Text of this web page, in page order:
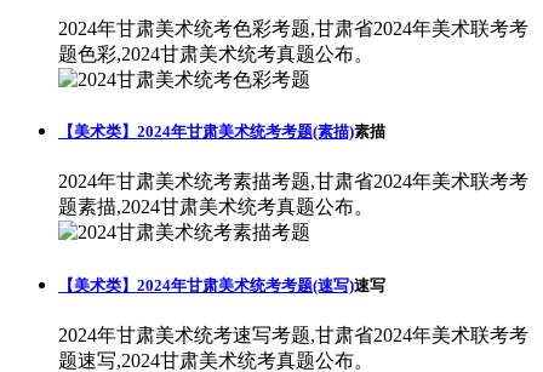
2024年甘肃美术统考色彩考题,甘肃省2024年美术联考考
题色彩,2024甘肃美术统考真题公布。
【美术类】2024年甘肃美术统考考题(素描)素描
2024年甘肃美术统考素描考题,甘肃省2024年美术联考考
题素描,2024甘肃美术统考真题公布。
【美术类】2024年甘肃美术统考考题(速写)速写
2024年甘肃美术统考速写考题,甘肃省2024年美术联考考
题速写,2024甘肃美术统考真题公布。